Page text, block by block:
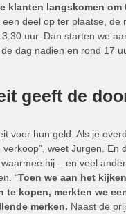
klanten langskomen om
deel op ter plaatse, de
uur. Dan starten we
dag nadien en rond 17
geeft de
voor hun geld. Als je
weet Jurgen. En
hij – en veel
“Toen we aan het
te kopen, merkten we
merken. Naast de